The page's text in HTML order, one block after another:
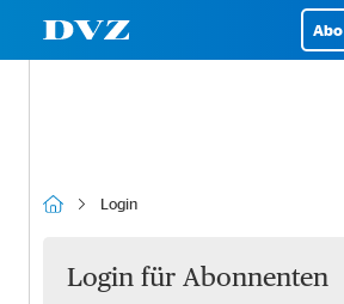
Abo
Login
Login für Abonnenten